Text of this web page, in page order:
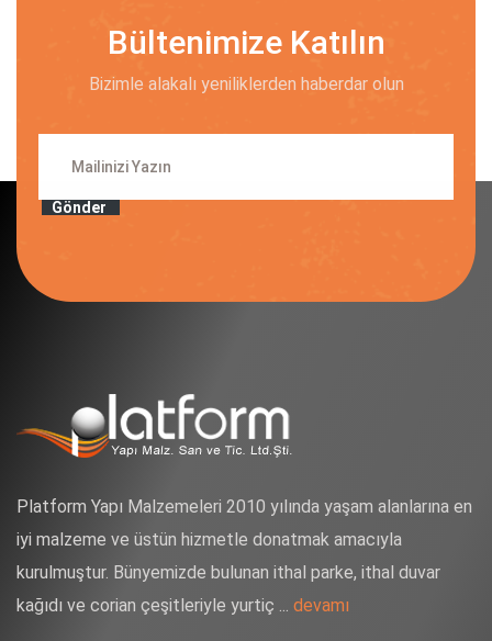
Bültenimize Katılın
Bizimle alakalı yeniliklerden haberdar olun
Gönder
Platform Yapı Malzemeleri 2010 yılında yaşam alanlarına en
iyi malzeme ve üstün hizmetle donatmak amacıyla
kurulmuştur. Bünyemizde bulunan ithal parke, ithal duvar
kağıdı ve corian çeşitleriyle yurtiç ... devamı